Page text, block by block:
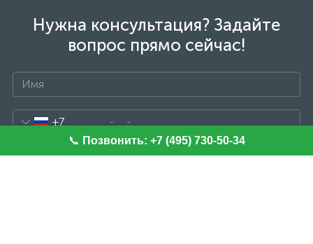
Нужна консультация? Задайте
вопрос прямо сейчас!
+7
📞 Позвонить: +7 (495) 730-50-34